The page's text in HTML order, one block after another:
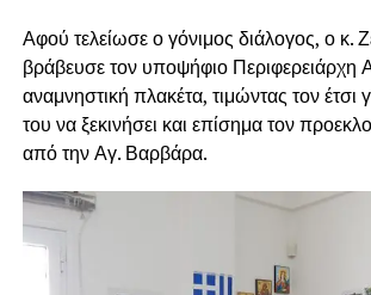
Αφού τελείωσε ο γόνιμος διάλογος, ο κ.
βράβευσε τον υποψήφιο Περιφερειάρχη
αναμνηστική πλακέτα, τιμώντας τον έτσι
του να ξεκινήσει και επίσημα τον
από την Αγ. Βαρβάρα.